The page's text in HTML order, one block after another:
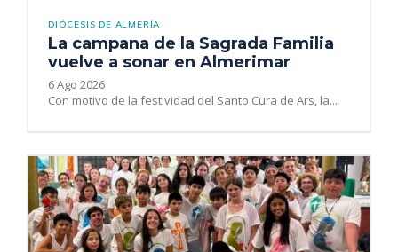
DIÓCESIS DE ALMERÍA
La campana de la Sagrada Familia
vuelve a sonar en Almerimar
6 Ago 2026
Con motivo de la festividad del Santo Cura de Ars, la...